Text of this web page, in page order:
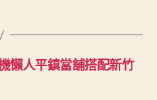
懶人平鎮當舖搭配新竹